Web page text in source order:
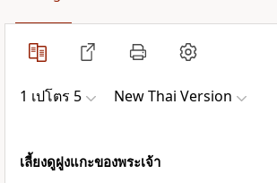
1 เปโตร 5 New Thai Version
เลี้ยงดูฝูงแกะของพระเจ้า